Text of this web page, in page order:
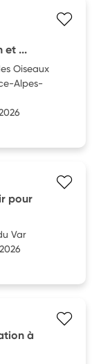
et ...
Oiseaux
Alpes-
pour
Var
à